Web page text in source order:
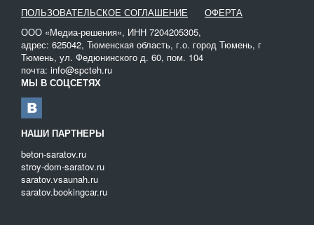
ПОЛЬЗОВАТЕЛЬСКОЕ СОГЛАШЕНИЕ
ОФЕРТА
ООО «Медиа-решения», ИНН 7204205305,
адрес: 625042, Тюменская область, г.о. город Тюмень, г
Тюмень, ул. Федюнинского д. 60, пом. 104
почта: info@spcteh.ru
МЫ В СОЦСЕТЯХ
НАШИ ПАРТНЕРЫ
beton-saratov.ru
stroy-dom-saratov.ru
saratov.vsaunah.ru
saratov.bookingcar.ru